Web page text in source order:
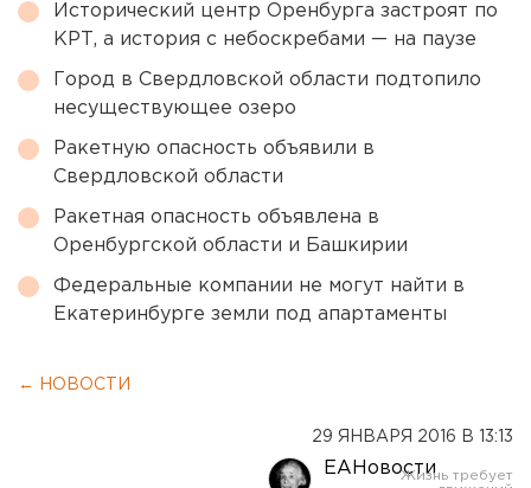
Исторический центр Оренбурга застроят по
КРТ, а история с небоскребами — на паузе
Город в Свердловской области подтопило
несуществующее озеро
Ракетную опасность объявили в
Свердловской области
Ракетная опасность объявлена в
Оренбургской области и Башкирии
Федеральные компании не могут найти в
Екатеринбурге земли под апартаменты
← НОВОСТИ
29 ЯНВАРЯ 2016 В 13:13
ЕАНовости